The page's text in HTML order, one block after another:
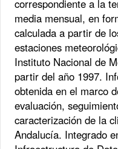
correspondiente a la
media mensual, en
calculada a partir de
estaciones
Instituto Nacional de
partir del año 1997.
obtenida en el marco
evaluación,
caracterización de la
Andalucía. Integrado